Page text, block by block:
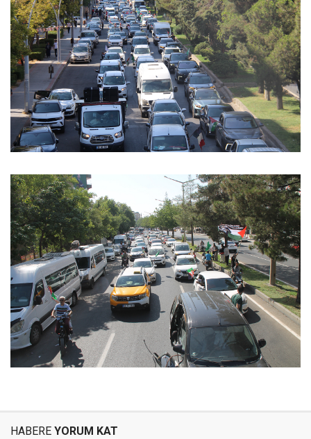
HABERE YORUM KAT